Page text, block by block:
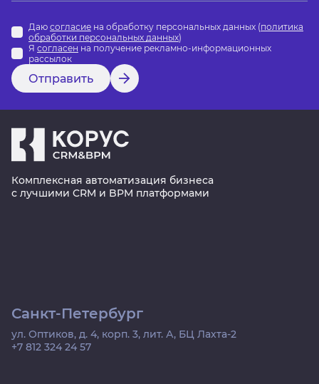
Даю согласие на обработку персональных данных (политика
обработки персональных данных)
Я согласен на получение рекламно-информационных
рассылок
Отправить
Комплексная автоматизация бизнеса
с лучшими CRM и BPM платформами
Санкт-Петербург
ул. Оптиков, д. 4, корп. 3, лит. А, БЦ Лахта-2
+7 812 324 24 57